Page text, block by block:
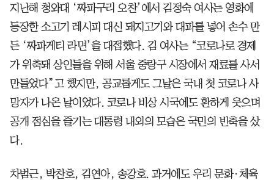
지난해 청와대 ‘짜파구리 오찬’에서 김정숙 여사는 영화에
등장한 소고기 레시피 대신 돼지고기와 대파를 넣어 손수 만
든 ‘짜파게티 라면’을 대접했다. 김 여사는 “코로나로 경제
가 위축돼 상인들을 위해 서울 중랑구 시장에서 재료를 사서
만들었다”고 했지만, 공교롭게도 그날은 국내 첫 코로나 사
망자가 나온 날이었다. 코로나 비상 시국에도 환하게 웃으며
공개 점심을 즐기는 대통령 내외의 모습은 국민의 빈축을 샀
다.
차범근, 박찬호, 김연아, 송강호. 과거에도 우리 문화·체육